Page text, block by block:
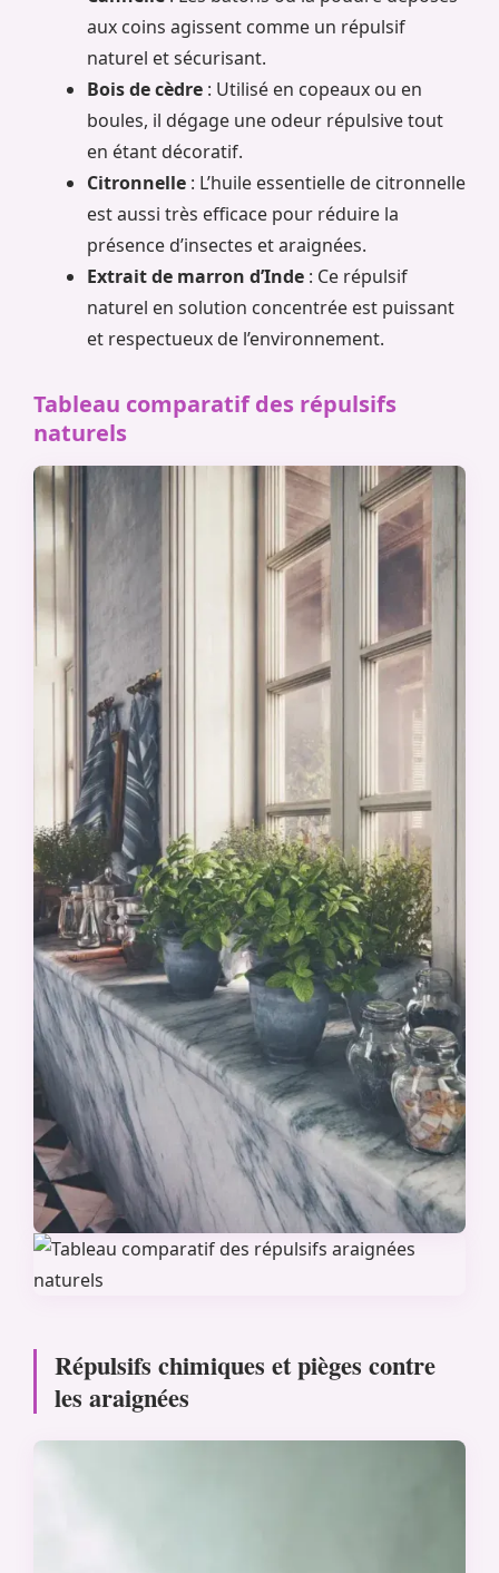
aux coins agissent comme un répulsif
naturel et sécurisant.
Bois de cèdre : Utilisé en copeaux ou en
boules, il dégage une odeur répulsive tout
en étant décoratif.
Citronnelle : L’huile essentielle de citronnelle
est aussi très efficace pour réduire la
présence d’insectes et araignées.
Extrait de marron d’Inde : Ce répulsif
naturel en solution concentrée est puissant
et respectueux de l’environnement.
Tableau comparatif des répulsifs
naturels
Répulsifs chimiques et pièges contre
les araignées